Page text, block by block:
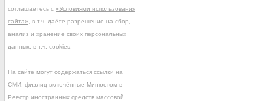
соглашаетесь с «Условиями использования
сайта» , в т.ч. даёте разрешение на сбор,
анализ и хранение своих персональных
данных, в т.ч. cookies.
На сайте могут содержаться ссылки на
СМИ, физлиц включённые Минюстом в
Реестр иностранных средств массовой